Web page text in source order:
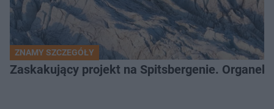
ZNAMY SZCZEGÓŁY
Zaskakujący projekt na Spitsbergenie.